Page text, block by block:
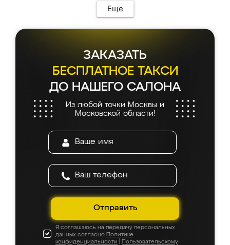
Еще
ЗАКАЗАТЬ
БЕСПЛАТНОЕ ТАКСИ
ДО НАШЕГО САЛОНА
Из любой точки Москвы и
Московской области!
Отправить
Я соглашаюсь на передачу персональных
данных согласно Политике
конфиденциальности
Пользовательскому